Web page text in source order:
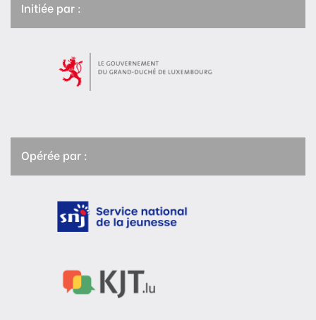
Initiée par :
Opérée par :